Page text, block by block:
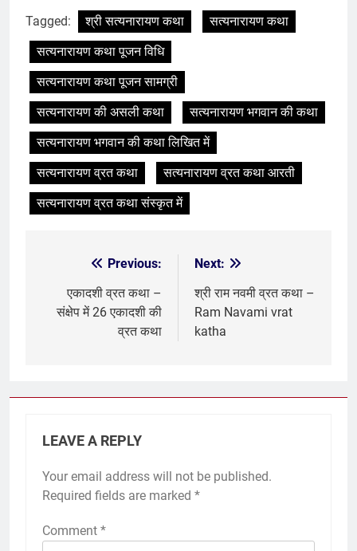
Tagged: श्री सत्यनारायण कथा
सत्यनारायण कथा
सत्यनारायण कथा पूजन विधि
सत्यनारायण कथा पूजन सामग्री
सत्यनारायण की असली कथा
सत्यनारायण भगवान की कथा
सत्यनारायण भगवान की कथा लिखित में
सत्यनारायण व्रत कथा
सत्यनारायण व्रत कथा आरती
सत्यनारायण व्रत कथा संस्कृत में
navigation
Previous:
एकादशी व्रत कथा –
संक्षेप में 26 एकादशी की
व्रत कथा
Next:
श्री राम नवमी व्रत कथा –
Ram Navami vrat
katha
LEAVE A REPLY
Your email address will not be published.
Required fields are marked *
Comment *